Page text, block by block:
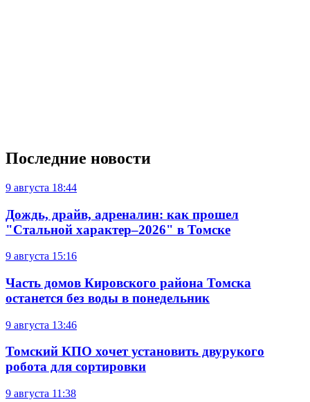
Последние новости
9 августа 18:44
Дождь, драйв, адреналин: как прошел
"Стальной характер–2026" в Томске
9 августа 15:16
Часть домов Кировского района Томска
останется без воды в понедельник
9 августа 13:46
Томский КПО хочет установить двурукого
робота для сортировки
9 августа 11:38